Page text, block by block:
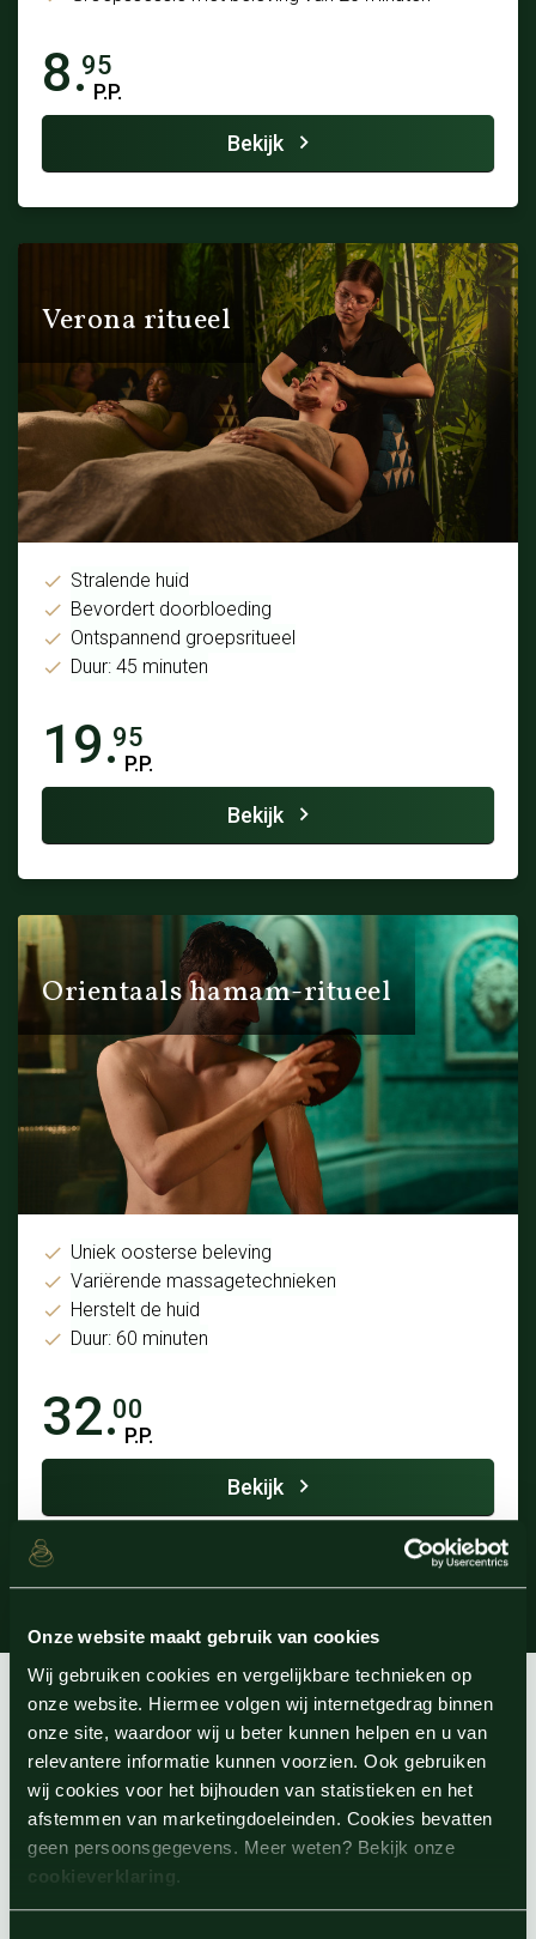
Onze website maakt gebruik van cookies
Wij gebruiken cookies en vergelijkbare technieken op
onze website. Hiermee volgen wij internetgedrag binnen
onze site, waardoor wij u beter kunnen helpen en u van
relevantere informatie kunnen voorzien. Ook gebruiken
wij cookies voor het bijhouden van statistieken en het
afstemmen van marketingdoeleinden. Cookies bevatten
geen persoonsgegevens. Meer weten? Bekijk onze
cookieverklaring.
8.95
P.P.
Bekijk
Verona ritueel
Stralende huid
Bevordert doorbloeding
Ontspannend groepsritueel
Duur: 45 minuten
19.95
P.P.
Bekijk
Orientaals hamam-ritueel
Uniek oosterse beleving
Variërende massagetechnieken
Herstelt de huid
Duur: 60 minuten
32.00
P.P.
Bekijk